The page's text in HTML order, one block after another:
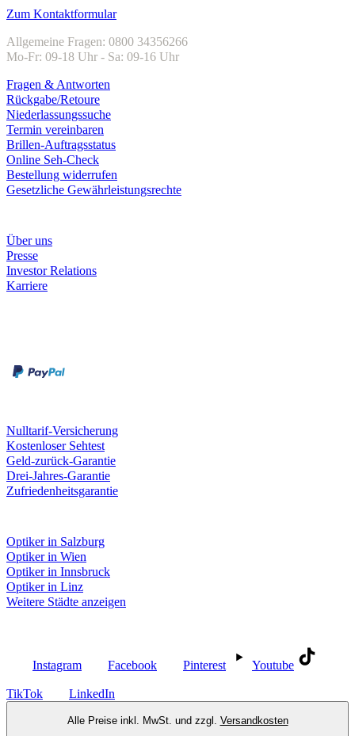
Zum Kontaktformular
Allgemeine Fragen: 0800 34356266
Mo-Fr: 09-18 Uhr - Sa: 09-16 Uhr
Fragen & Antworten
Rückgabe/Retoure
Niederlassungssuche
Termin vereinbaren
Brillen-Auftragsstatus
Online Seh-Check
Bestellung widerrufen
Gesetzliche Gewährleistungsrechte
Über uns
Presse
Investor Relations
Karriere
Nulltarif-Versicherung
Kostenloser Sehtest
Geld-zurück-Garantie
Drei-Jahres-Garantie
Zufriedenheitsgarantie
Optiker in Salzburg
Optiker in Wien
Optiker in Innsbruck
Optiker in Linz
Weitere Städte anzeigen
Instagram Facebook Pinterest Youtube
TikTok LinkedIn
Alle Preise inkl. MwSt. und zzgl. Versandkosten